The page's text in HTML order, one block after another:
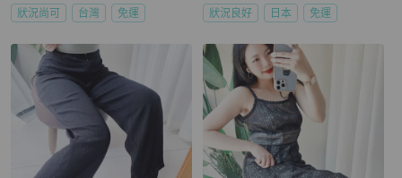
狀況尚可 台灣 免運 狀況良好 日本 免運